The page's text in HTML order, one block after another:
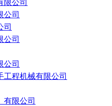
限公司
公司
司
公司
公司
工程机械有限公司
有限公司